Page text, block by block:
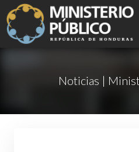
Noticias |